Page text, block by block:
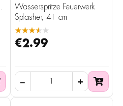
Wasserspritze Feuerwerk
Splasher, 41 cm
★★★★★
€2.99